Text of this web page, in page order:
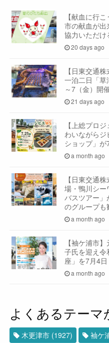
【献血に行
市の献血が出
協力いただけ
20 days ago
【日東交通
一泊二日「草
～7（金）開
21 days ago
【上総プロ
わいながらジ
ショップ」が
a month ago
【日東交通
場・鴨川シー
バスツアー
のグループも
a month ago
【袖ケ浦市
子氏を迎え
座」を7月4日
a month ago
よくあるテーマ
木更津市 (1927) 袖ケ